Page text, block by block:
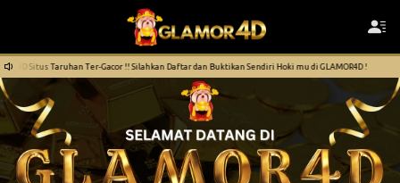
Silahkan Daftar dan Buktikan Sendiri Hoki mu di GLAMOR4D ! Selamat Datang di